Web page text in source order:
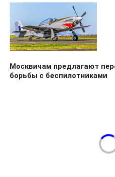
Москвичам предлагают
борьбы с беспилотниками